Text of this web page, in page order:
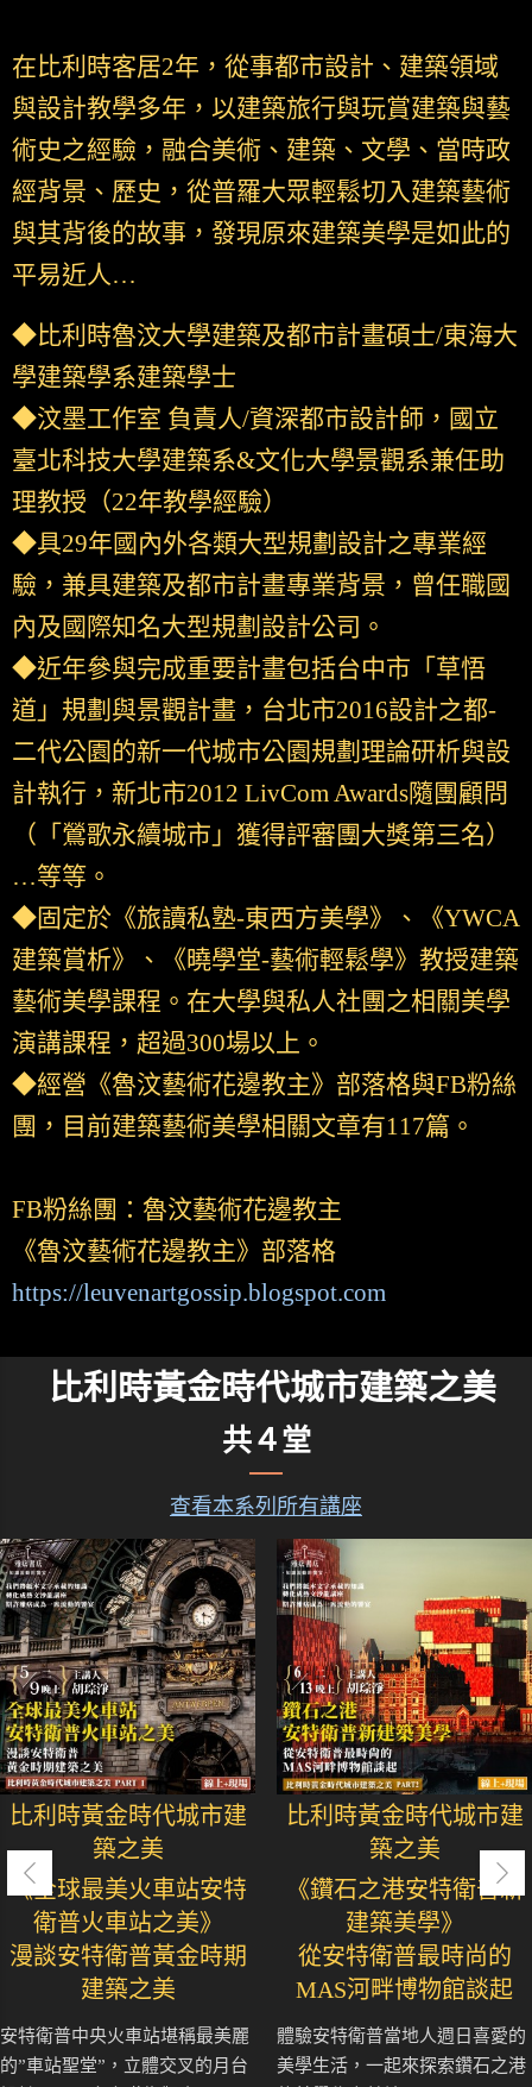
在比利時客居2年，從事都市設計、建築領域
與設計教學多年，以建築旅行與玩賞建築與藝
術史之經驗，融合美術、建築、文學、當時政
經背景、歷史，從普羅大眾輕鬆切入建築藝術
與其背後的故事，發現原來建築美學是如此的
平易近人…
◆比利時魯汶大學建築及都市計畫碩士/東海大
學建築學系建築學士
◆汶墨工作室 負責人/資深都市設計師，國立
臺北科技大學建築系&文化大學景觀系兼任助
理教授（22年教學經驗）
◆具29年國內外各類大型規劃設計之專業經
驗，兼具建築及都市計畫專業背景，曾任職國
內及國際知名大型規劃設計公司。
◆近年參與完成重要計畫包括台中市「草悟
道」規劃與景觀計畫，台北市2016設計之都-
二代公園的新一代城市公園規劃理論研析與設
計執行，新北市2012 LivCom Awards隨團顧問
（「鶯歌永續城市」獲得評審團大獎第三名）
…等等。
◆固定於《旅讀私塾-東西方美學》、《YWCA
建築賞析》、《曉學堂-藝術輕鬆學》教授建築
藝術美學課程。在大學與私人社團之相關美學
演講課程，超過300場以上。
◆經營《魯汶藝術花邊教主》部落格與FB粉絲
團，目前建築藝術美學相關文章有117篇。
FB粉絲團：魯汶藝術花邊教主
《魯汶藝術花邊教主》部落格
https://leuvenartgossip.blogspot.com
比利時黃金時代城市建築之美
共４堂
查看本系列所有講座
比利時黃金時代城市建
築之美
《全球最美火車站安特
衛普火車站之美》
漫談安特衛普黃金時期
建築之美
安特衛普中央火車站堪稱最美麗
的”車站聖堂”，立體交叉的月台
比利時黃金時代城市建
築之美
《鑽石之港安特衛普新
建築美學》
從安特衛普最時尚的
MAS河畔博物館談起
體驗安特衛普當地人週日喜愛的
美學生活，一起來探索鑽石之港